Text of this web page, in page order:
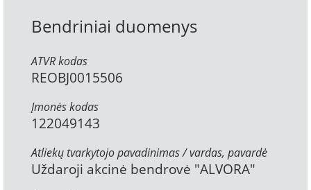
Bendriniai duomenys
ATVR kodas
REOBJ0015506
Įmonės kodas
122049143
Atliekų tvarkytojo pavadinimas / vardas, pavardė
Uždaroji akcinė bendrovė "ALVORA"